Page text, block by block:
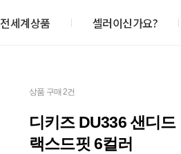
전세계상품 셀러이신가요?
상품 구매 2건
디키즈 DU336 샌디
랙스드핏 6컬러